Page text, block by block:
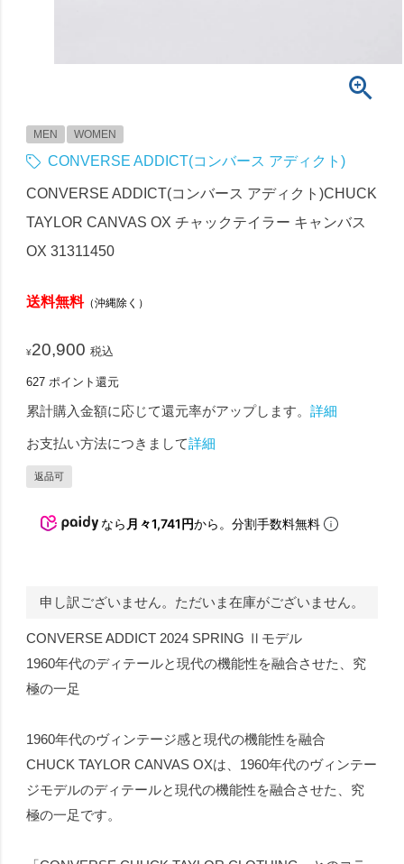
MEN WOMEN
CONVERSE ADDICT(コンバース アディクト)
CONVERSE ADDICT(コンバース アディクト)CHUCK
TAYLOR CANVAS OX チャックテイラー キャンバス
OX 31311450
送料無料（沖縄除く）
¥20,900 税込
627 ポイント還元
累計購入金額に応じて還元率がアップします。詳細
お支払い方法につきまして詳細
返品可
なら 月々1,741円から。分割手数料無料
申し訳ございません。ただいま在庫がございません。
CONVERSE ADDICT 2024 SPRING Ⅱモデル
1960年代のディテールと現代の機能性を融合させた、究
極の一足
1960年代のヴィンテージ感と現代の機能性を融合
CHUCK TAYLOR CANVAS OXは、1960年代のヴィンテー
ジモデルのディテールと現代の機能性を融合させた、究
極の一足です。